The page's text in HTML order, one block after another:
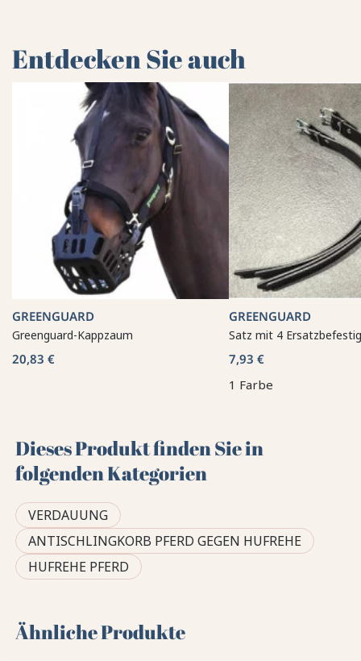
Entdecken Sie auch
GREENGUARD
Greenguard-Kappzaum
20,83 €
GREENGUARD
Satz mit 4
7,93 €
1 Farbe
Dieses Produkt finden Sie in
folgenden Kategorien
VERDAUUNG
ANTISCHLINGKORB PFERD GEGEN HUFREHE
HUFREHE PFERD
Ähnliche Produkte